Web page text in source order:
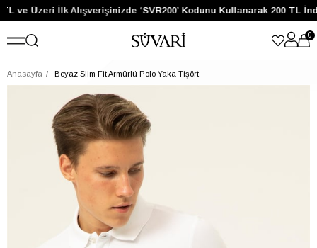
ve Üzeri İlk Alışverişinizde ‘SVR200’ Kodunu Kullanarak 200 TL
0
Anasayfa Beyaz Slim Fit Armürlü Polo Yaka Tişört